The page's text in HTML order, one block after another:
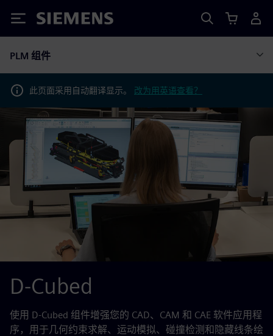
Siemens
PLM 组件
此页面采用自动翻译显示。 改为用英语查看？
D-Cubed
使用 D-Cubed 组件增强您的 CAD、CAM 和 CAE 软件应用程
序，用于几何约束求解、运动模拟、碰撞检测和隐藏线条绘